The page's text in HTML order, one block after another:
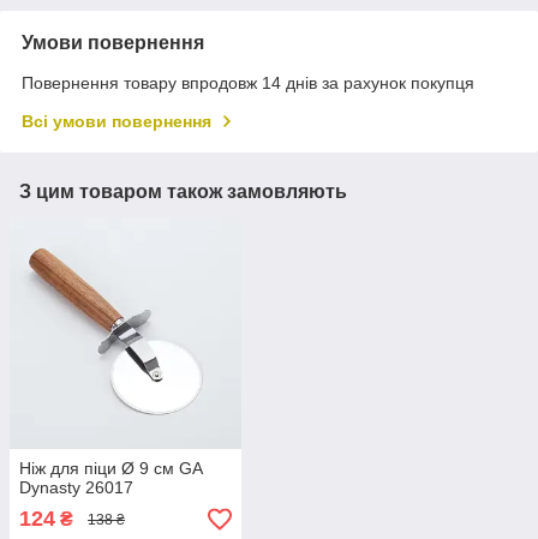
Умови повернення
Повернення товару впродовж 14 днів за рахунок покупця
Всі умови повернення
З цим товаром також замовляють
Ніж для піци Ø 9 см GA
Dynasty 26017
124 ₴ 138 ₴